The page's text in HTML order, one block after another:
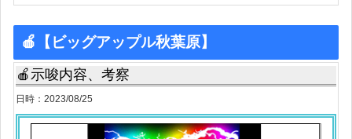
🍎【ビッグアップル秋葉原】
🍎示唆内容、考察
日時：2023/08/25